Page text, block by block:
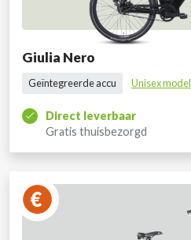
Giulia Nero
Geïntegreerde accu Unisex model
Direct leverbaar
Gratis thuisbezorgd